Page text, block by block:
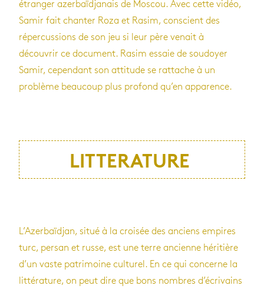
étranger azerbaïdjanais de Moscou. Avec cette vidéo,
Samir fait chanter Roza et Rasim, conscient des
répercussions de son jeu si leur père venait à
découvrir ce document. Rasim essaie de soudoyer
Samir, cependant son attitude se rattache à un
problème beaucoup plus profond qu’en apparence.
LITTERATURE
L’Azerbaïdjan, situé à la croisée des anciens empires
turc, persan et russe, est une terre ancienne héritière
d’un vaste patrimoine culturel. En ce qui concerne la
littérature, on peut dire que bons nombres d’écrivains